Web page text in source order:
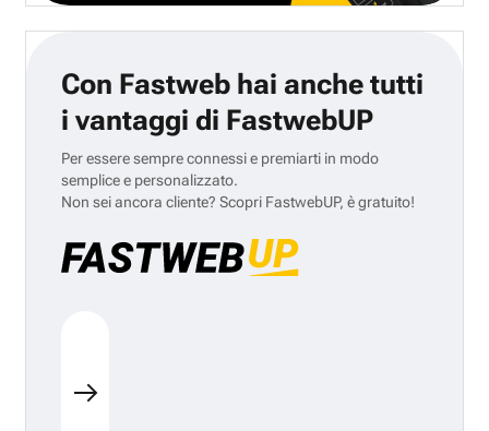
Con Fastweb hai anche tutti
i vantaggi di FastwebUP
Per essere sempre connessi e premiarti in modo
semplice e personalizzato.
Non sei ancora cliente? Scopri FastwebUP, è gratuito!